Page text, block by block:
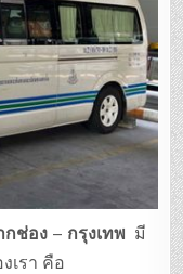
กช่อง – กรุงเทพ มี
เรา คือ